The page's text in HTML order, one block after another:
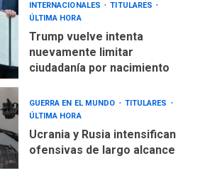
INTERNACIONALES
TITULARES
ÚLTIMA HORA
Trump vuelve intenta
nuevamente limitar
ciudadanía por nacimiento
GUERRA EN EL MUNDO
TITULARES
ÚLTIMA HORA
Ucrania y Rusia intensifican
ofensivas de largo alcance